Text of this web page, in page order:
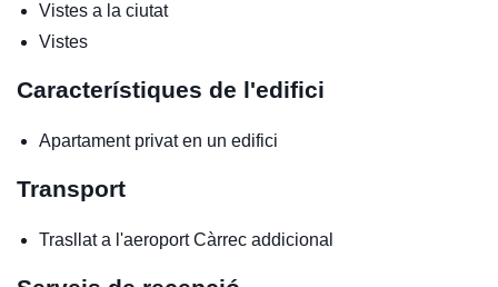
Vistes a la ciutat
Vistes
Característiques de l'edifici
Apartament privat en un edifici
Transport
Trasllat a l'aeroportCàrrec addicional